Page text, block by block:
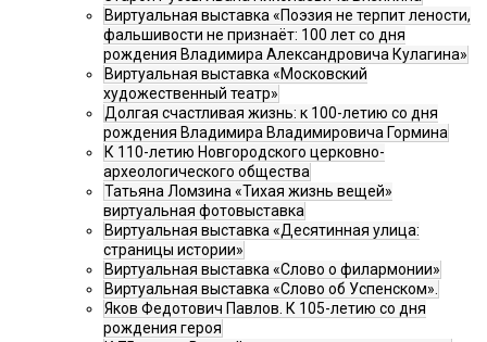
Виртуальная выставка «Поэзия не терпит лености,
фальшивости не признаёт: 100 лет со дня
рождения Владимира Александровича Кулагина»
Виртуальная выставка «Московский
художественный театр»
Долгая счастливая жизнь: к 100-летию со дня
рождения Владимира Владимировича Гормина
К 110-летию Новгородского церковно-
археологического общества
Татьяна Ломзина «Тихая жизнь вещей»
виртуальная фотовыставка
Виртуальная выставка «Десятинная улица:
страницы истории»
Виртуальная выставка «Слово о филармонии»
Виртуальная выставка «Слово об Успенском».
Яков Федотович Павлов. К 105-летию со дня
рождения героя